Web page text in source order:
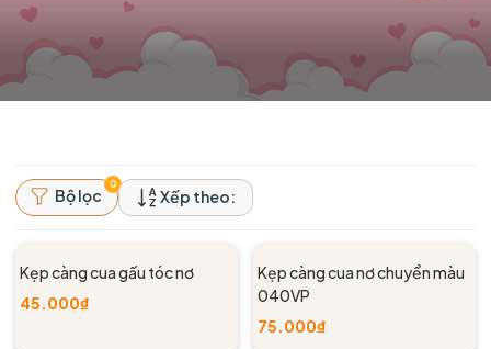
Bộ lọc
0
Xếp theo:
Kẹp càng cua gấu tóc nơ
45.000₫
Kẹp càng cua nơ chuyển màu
040VP
75.000₫